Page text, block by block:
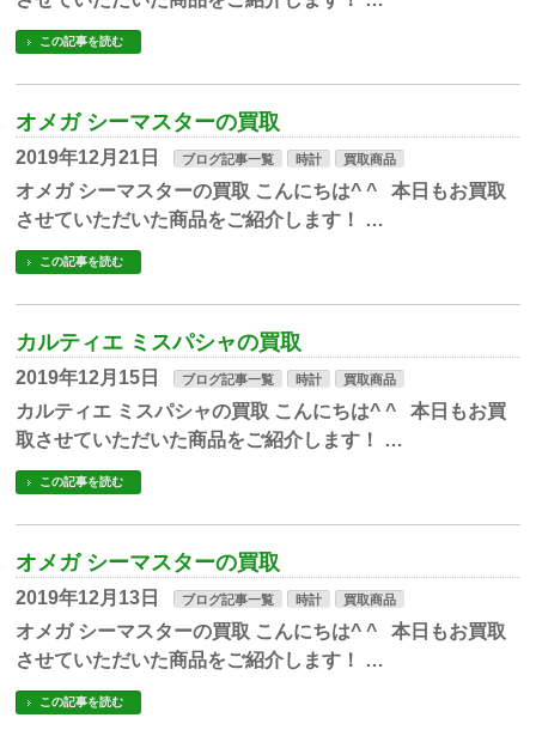
この記事を読む
オメガ シーマスターの買取
2019年12月21日 ブログ記事一覧 時計 買取商品
オメガ シーマスターの買取 こんにちは^ ^ 本日もお買取
させていただいた商品をご紹介します！ …
この記事を読む
カルティエ ミスパシャの買取
2019年12月15日 ブログ記事一覧 時計 買取商品
カルティエ ミスパシャの買取 こんにちは^ ^ 本日もお買
取させていただいた商品をご紹介します！ …
この記事を読む
オメガ シーマスターの買取
2019年12月13日 ブログ記事一覧 時計 買取商品
オメガ シーマスターの買取 こんにちは^ ^ 本日もお買取
させていただいた商品をご紹介します！ …
この記事を読む